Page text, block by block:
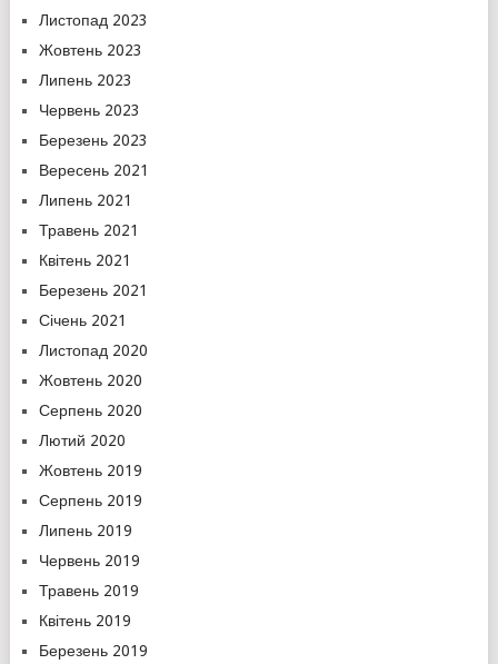
Листопад 2023
Жовтень 2023
Липень 2023
Червень 2023
Березень 2023
Вересень 2021
Липень 2021
Травень 2021
Квітень 2021
Березень 2021
Січень 2021
Листопад 2020
Жовтень 2020
Серпень 2020
Лютий 2020
Жовтень 2019
Серпень 2019
Липень 2019
Червень 2019
Травень 2019
Квітень 2019
Березень 2019